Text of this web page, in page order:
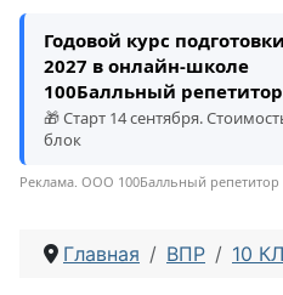
Годовой курс
2027 в онлайн-школе
100Балльный репетитор
🎁 Старт 14 сентября.
блок
Реклама. ООО 100Балльный репетитор
Главная ВПР 10